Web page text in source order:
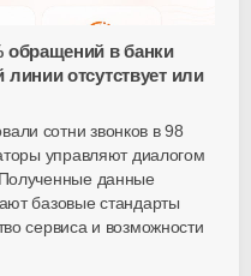
обращений в банки
отсутствует или
сотни звонков в 98
управляют диалогом
данные
базовые стандарты
сервиса и возможности